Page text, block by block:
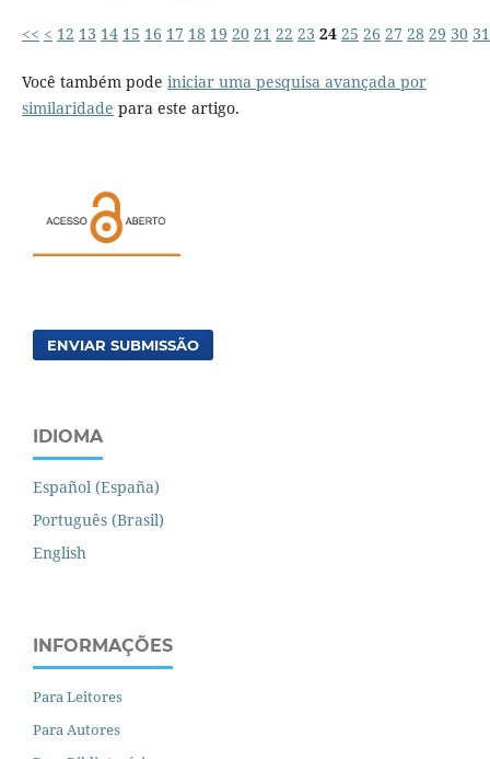
<< < 12 13 14 15 16 17 18 19 20 21 22 23 24 25 26 27 28 29 30 31
Você também pode iniciar uma pesquisa avançada por
similaridade para este artigo.
ENVIAR SUBMISSÃO
IDIOMA
Español (España)
Português (Brasil)
English
INFORMAÇÕES
Para Leitores
Para Autores